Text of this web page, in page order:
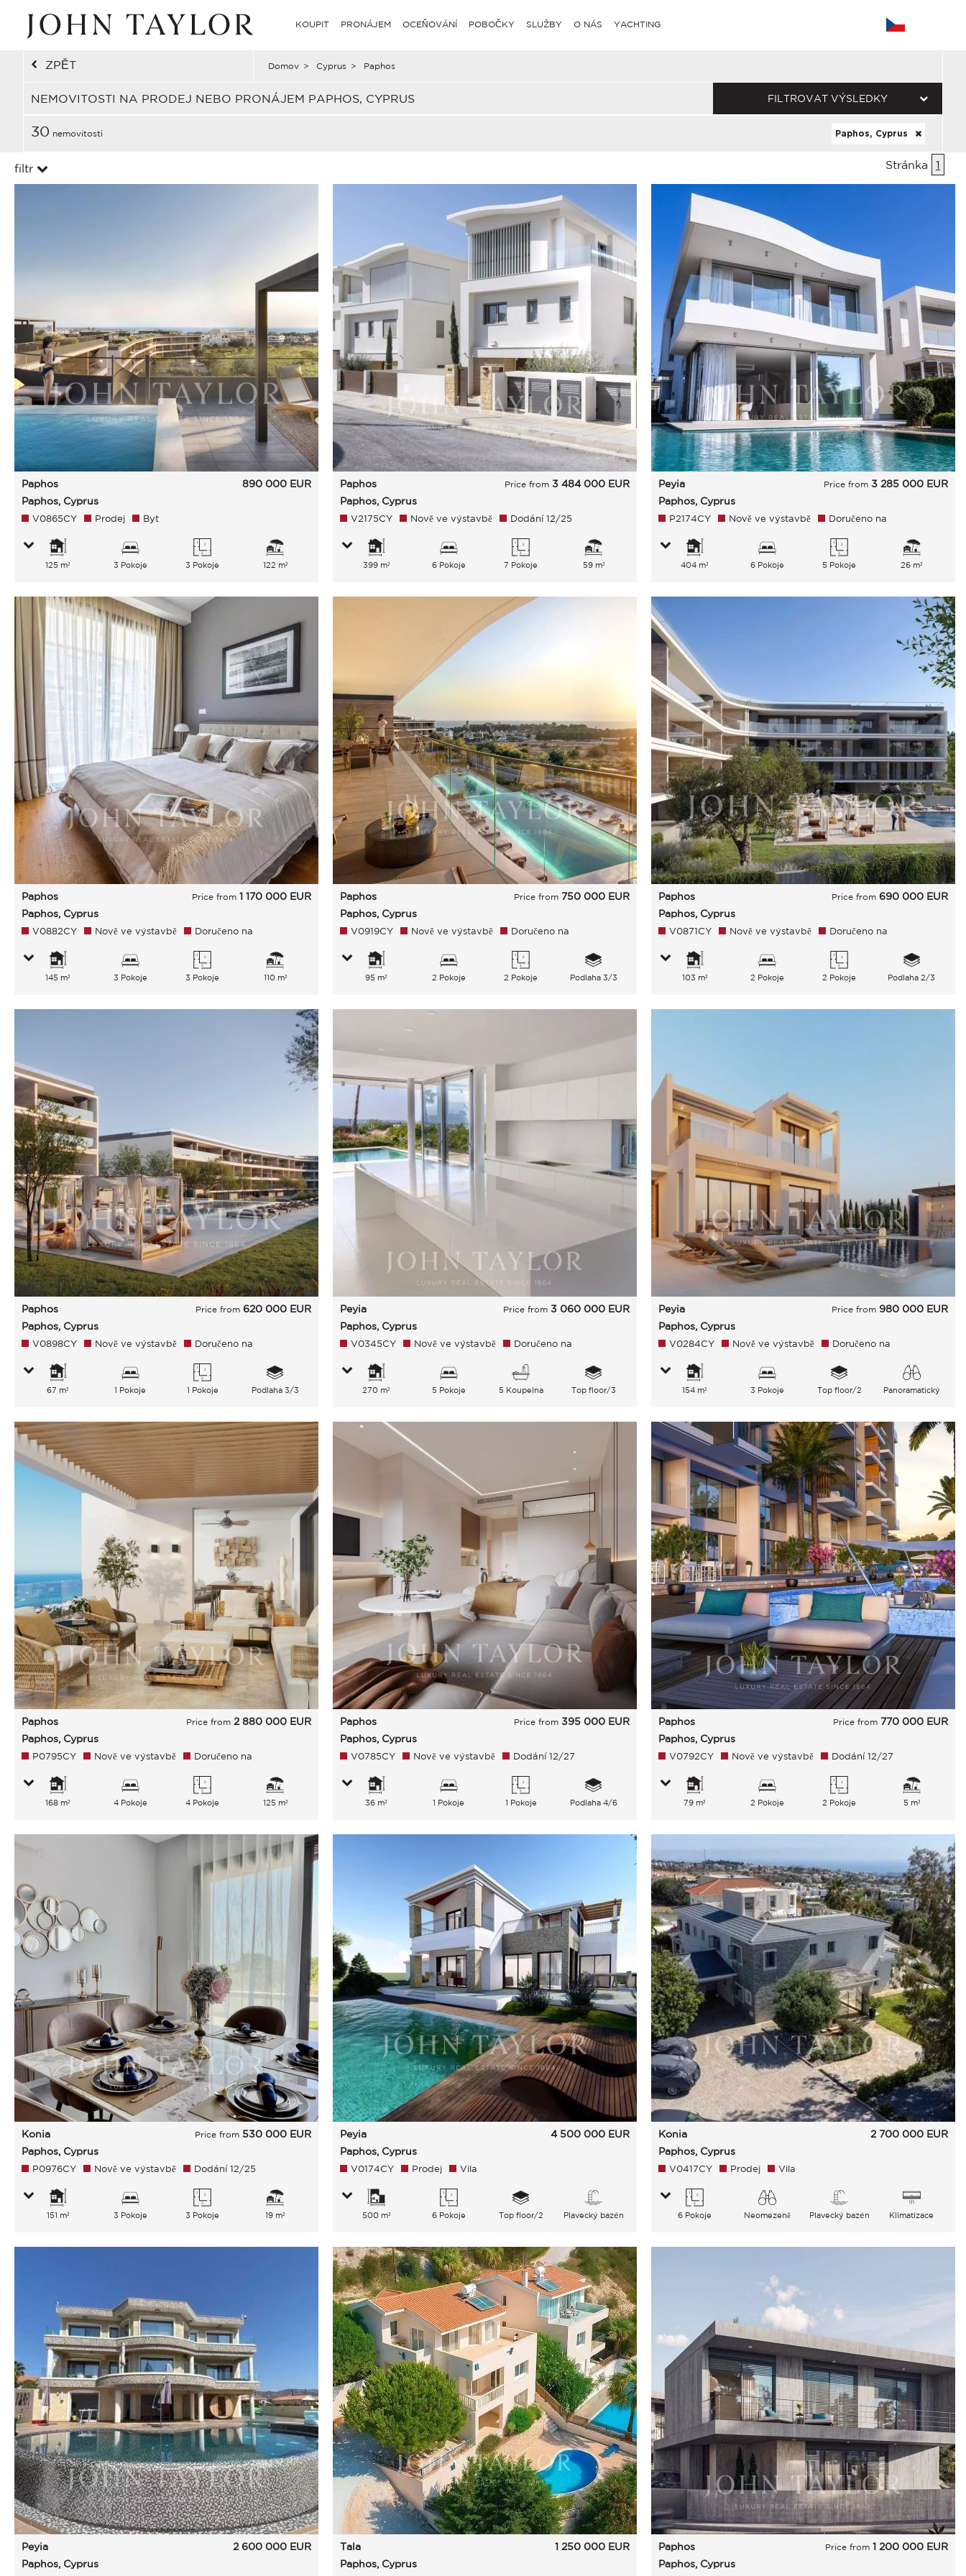
KOUPIT PRONÁJEM OCEŇOVÁNÍ POBOČKY SLUŽBY O NÁS YACHTING
ZPĚT Domov > Cyprus > Paphos
NEMOVITOSTI NA PRODEJ NEBO PRONÁJEM PAPHOS, CYPRUS FILTROVAT VÝSLEDKY
30 nemovitosti Paphos, Cyprus
filtr Stránka 1
Paphos
Paphos, Cyprus
890 000 EUR
V0865CY Prodej Byt
125 m² 3 Pokoje 3 Pokoje 122 m²
Paphos
Paphos, Cyprus
Price from 3 484 000 EUR
V2175CY Nově ve výstavbě Dodání 12/25
399 m² 6 Pokoje 7 Pokoje 59 m²
Peyia
Paphos, Cyprus
Price from 3 285 000 EUR
P2174CY Nově ve výstavbě Doručeno na
404 m² 6 Pokoje 5 Pokoje 26 m²
Paphos
Paphos, Cyprus
Price from 1 170 000 EUR
V0882CY Nově ve výstavbě Doručeno na
145 m² 3 Pokoje 3 Pokoje 110 m²
Paphos
Paphos, Cyprus
Price from 750 000 EUR
V0919CY Nově ve výstavbě Doručeno na
95 m² 2 Pokoje 2 Pokoje Podlaha 3/3
Paphos
Paphos, Cyprus
Price from 690 000 EUR
V0871CY Nově ve výstavbě Doručeno na
103 m² 2 Pokoje 2 Pokoje Podlaha 2/3
Paphos
Paphos, Cyprus
Price from 620 000 EUR
V0898CY Nově ve výstavbě Doručeno na
67 m² 1 Pokoje 1 Pokoje Podlaha 3/3
Peyia
Paphos, Cyprus
Price from 3 060 000 EUR
V0345CY Nově ve výstavbě Doručeno na
270 m² 5 Pokoje 5 Koupelna Top floor/3
Peyia
Paphos, Cyprus
Price from 980 000 EUR
V0284CY Nově ve výstavbě Doručeno na
154 m² 3 Pokoje Top floor/2
Panoramatický
Paphos
Paphos, Cyprus
Price from 2 880 000 EUR
P0795CY Nově ve výstavbě Doručeno na
168 m² 4 Pokoje 4 Pokoje 125 m²
Paphos
Paphos, Cyprus
Price from 395 000 EUR
V0785CY Nově ve výstavbě Dodání 12/27
36 m² 1 Pokoje 1 Pokoje Podlaha 4/6
Paphos
Paphos, Cyprus
Price from 770 000 EUR
V0792CY Nově ve výstavbě Dodání 12/27
79 m² 2 Pokoje 2 Pokoje 5 m²
Konia
Paphos, Cyprus
Price from 530 000 EUR
P0976CY Nově ve výstavbě Dodání 12/25
151 m² 3 Pokoje 3 Pokoje 19 m²
Peyia
Paphos, Cyprus
4 500 000 EUR
V0174CY Prodej Vila
500 m² 6 Pokoje Top floor/2 Plavecký bazén
Konia
Paphos, Cyprus
2 700 000 EUR
V0417CY Prodej Vila
6 Pokoje Neomezeně Plavecký bazén Klimatizace
Peyia
Paphos, Cyprus
2 600 000 EUR
Tala
Paphos, Cyprus
1 250 000 EUR
Paphos
Paphos, Cyprus
Price from 1 200 000 EUR